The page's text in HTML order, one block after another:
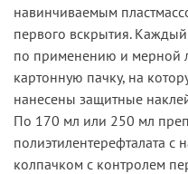
навинчиваемым
первого вскрытия.
по применению и мерной
картонную пачку, на
нанесены защитные
По 170 мл или 250 мл
полиэтилентерефталата
колпачком с контролем